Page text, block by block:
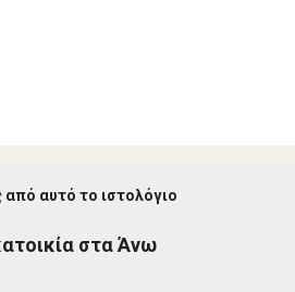
από αυτό το ιστολόγιο
στα Άνω